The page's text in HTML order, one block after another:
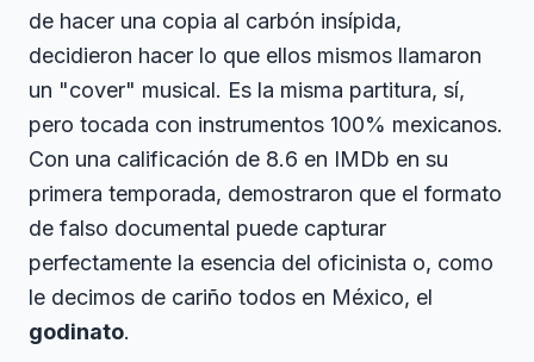
de hacer una copia al carbón insípida,
decidieron hacer lo que ellos mismos llamaron
un "cover" musical. Es la misma partitura, sí,
pero tocada con instrumentos 100% mexicanos.
Con una calificación de 8.6 en IMDb en su
primera temporada, demostraron que el formato
de falso documental puede capturar
perfectamente la esencia del oficinista o, como
le decimos de cariño todos en México, el
godinato.